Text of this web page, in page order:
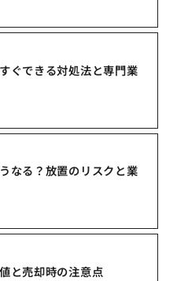
ぐできる対処法と専門業
なる？放置のリスクと業
と売却時の注意点